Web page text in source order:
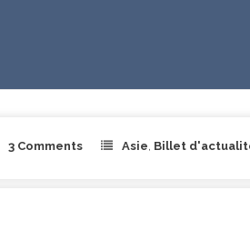
3 Comments Asie Billet